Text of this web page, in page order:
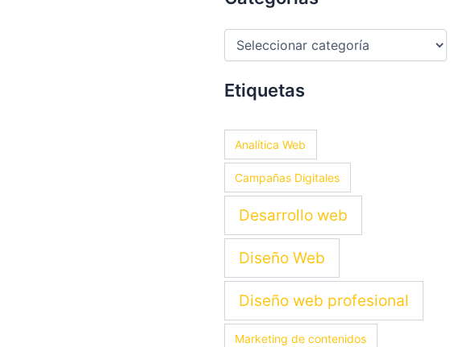
Etiquetas
Analítica Web
Campañas Digitales
Desarrollo web
Diseño Web
Diseño web profesional
Marketing de contenidos